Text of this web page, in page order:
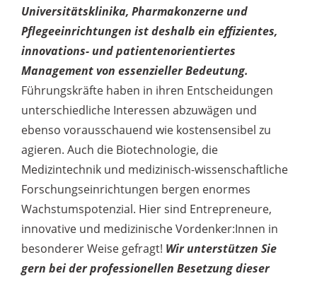
Universitätsklinika, Pharmakonzerne und
Pflegeeinrichtungen ist deshalb ein effizientes,
innovations- und patientenorientiertes
Management von essenzieller Bedeutung.
Führungskräfte haben in ihren Entscheidungen
unterschiedliche Interessen abzuwägen und
ebenso vorausschauend wie kostensensibel zu
agieren. Auch die Biotechnologie, die
Medizintechnik und medizinisch-wissenschaftliche
Forschungseinrichtungen bergen enormes
Wachstumspotenzial. Hier sind Entrepreneure,
innovative und medizinische Vordenker:Innen in
besonderer Weise gefragt! Wir unterstützen Sie
gern bei der professionellen Besetzung dieser